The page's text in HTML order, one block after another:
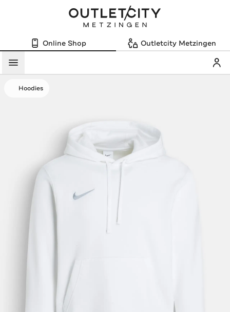
Online Shop Outletcity Metzingen
Menü
Hoodies